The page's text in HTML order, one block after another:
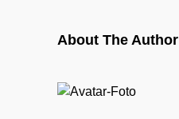
About The Author